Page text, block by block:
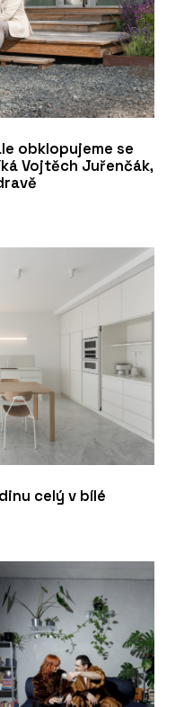
obklopujeme se
Vojtěch Juřenčák,
celý v bílé